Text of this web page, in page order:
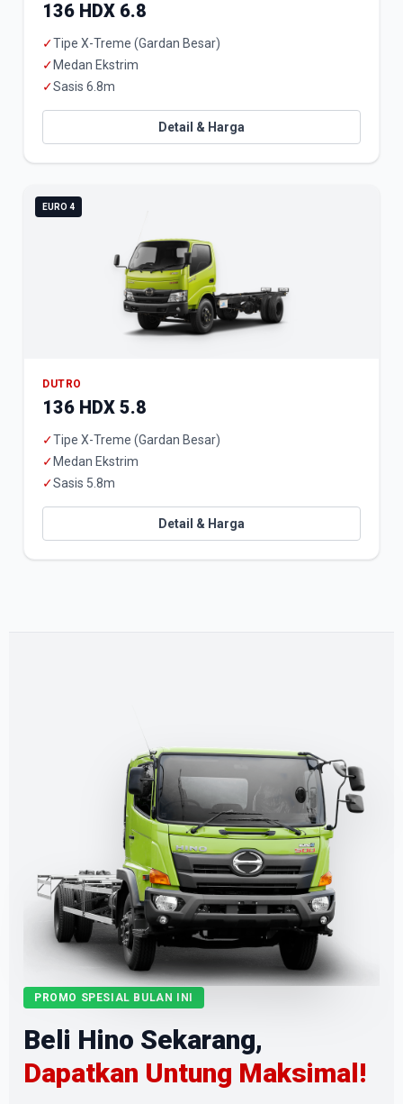
136 HDX 6.8
✓Tipe X-Treme (Gardan Besar)
✓ Medan Ekstrim
✓Sasis 6.8m
Detail & Harga
EURO 4
DUTRO
136 HDX 5.8
✓Tipe X-Treme (Gardan Besar)
✓ Medan Ekstrim
✓Sasis 5.8m
Detail & Harga
PROMO SPESIAL BULAN INI
Beli Hino Sekarang,
Dapatkan Untung Maksimal!